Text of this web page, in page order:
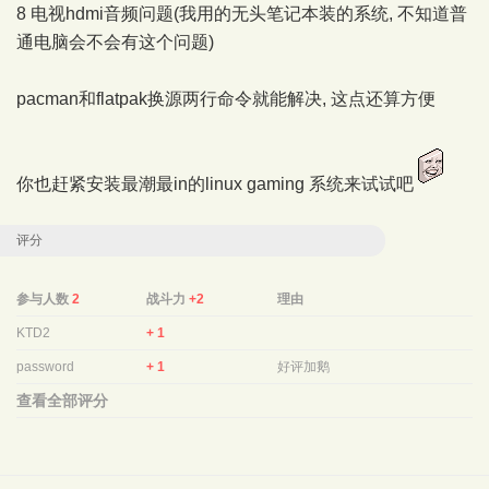
8 电视hdmi音频问题(我用的无头笔记本装的系统, 不知道普
通电脑会不会有这个问题)
pacman和flatpak换源两行命令就能解决, 这点还算方便
你也赶紧安装最潮最in的linux gaming 系统来试试吧
评分
参与人数 2 战斗力+2 理由
KTD2 + 1
password + 1 好评加鹅
查看全部评分